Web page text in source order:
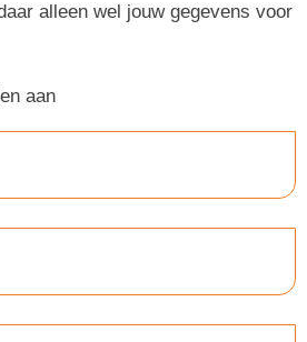
alleen wel jouw gegevens voor
aan